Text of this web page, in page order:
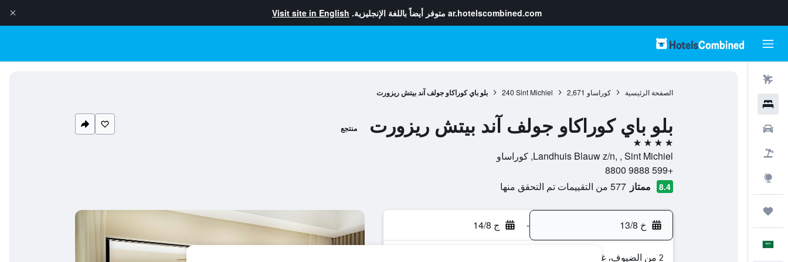
ar.hotelscombined.com متوفر أيضاً باللغة الإنجليزية. Visit site in English
الصفحة الرئيسية كوراساو 2,671
Sint Michiel
240 بلو باي كوراكاو جولف آند بيتش ريزورت
بلو باي كوراكاو جولف آند بيتش ريزورت منتجع
4 نجوم
Landhuis Blauw z/n, , Sint Michiel, كوراساو
+599 9888 8800
8.4 ممتاز 577 من التقييمات تم التحقق منها
خ 13/8 - ج 14/8
2 من الضيوف، غرفة واحدة